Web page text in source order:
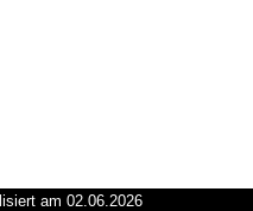
am 02.06.2026